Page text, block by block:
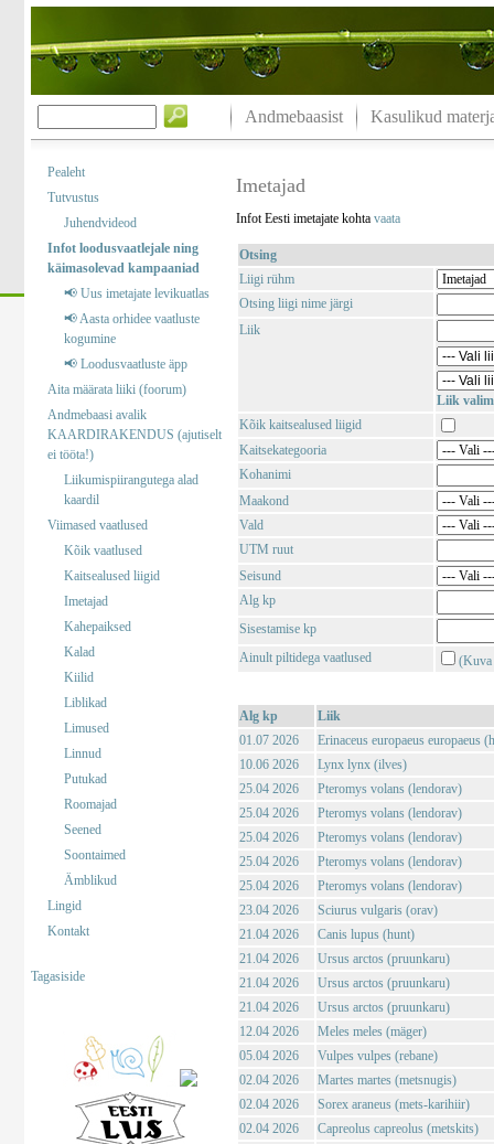
Andmebaasist Kasulikud
Pealeht
Tutvustus
Juhendvideod
Infot loodusvaatlejale ning
käimasolevad kampaaniad
📢 Uus imetajate levikuatlas
📢 Aasta orhidee vaatluste
kogumine
📢 Loodusvaatluste äpp
Aita määrata liiki (foorum)
Andmebaasi avalik
KAARDIRAKENDUS (ajutiselt
ei tööta!)
Liikumispiirangutega alad
kaardil
Viimased vaatlused
Kõik vaatlused
Kaitsealused liigid
Imetajad
Kahepaiksed
Kalad
Kiilid
Liblikad
Limused
Linnud
Putukad
Roomajad
Seened
Soontaimed
Ämblikud
Lingid
Kontakt
Tagasiside
Imetajad
Infot Eesti imetajate kohta vaata
Otsing
Liigi rühm
Otsing liigi nime järgi
Liik
Liik
Kõik kaitsealused liigid
Kaitsekategooria
Kohanimi
Maakond
Vald
UTM ruut
Seisund
Alg kp
Sisestamise kp
Ainult piltidega vaatlused
(Kuva
Alg kp
Liik
01.07 2026
Erinaceus europaeus europaeus
10.06 2026
Lynx lynx (ilves)
25.04 2026
Pteromys volans (lendorav)
25.04 2026
Pteromys volans (lendorav)
25.04 2026
Pteromys volans (lendorav)
25.04 2026
Pteromys volans (lendorav)
25.04 2026
Pteromys volans (lendorav)
23.04 2026
Sciurus vulgaris (orav)
21.04 2026
Canis lupus (hunt)
21.04 2026
Ursus arctos (pruunkaru)
21.04 2026
Ursus arctos (pruunkaru)
21.04 2026
Ursus arctos (pruunkaru)
12.04 2026
Meles meles (mäger)
05.04 2026
Vulpes vulpes (rebane)
02.04 2026
Martes martes (metsnugis)
02.04 2026
Sorex araneus (mets-karihiir)
02.04 2026
Capreolus capreolus (metskits)